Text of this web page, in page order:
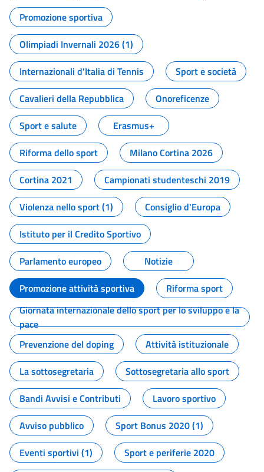
Promozione sportiva
Olimpiadi Invernali 2026 (1)
Internazionali d'Italia di Tennis
Sport e società
Cavalieri della Repubblica
Onoreficenze
Sport e salute
Erasmus+
Riforma dello sport
Milano Cortina 2026
Cortina 2021
Campionati studenteschi 2019
Violenza nello sport (1)
Consiglio d'Europa
Istituto per il Credito Sportivo
Parlamento europeo
Notizie
Promozione attività sportiva
Riforma sport
Giornata internazionale dello sport per lo sviluppo e la
pace
Prevenzione del doping
Attività istituzionale
La sottosegretaria
Sottosegretaria allo sport
Bandi Avvisi e Contributi
Lavoro sportivo
Avviso pubblico
Sport Bonus 2020 (1)
Eventi sportivi (1)
Sport e periferie 2020